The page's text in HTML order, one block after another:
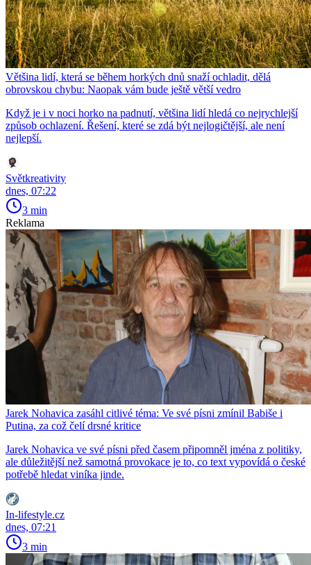
Většina lidí, která se během horkých dnů snaží ochladit, dělá
obrovskou chybu: Naopak vám bude ještě větší vedro
Když je i v noci horko na padnutí, většina lidí hledá co nejrychlejší
způsob ochlazení. Řešení, které se zdá být nejlogičtější, ale není
nejlepší.
Světkreativity
dnes, 07:22
3 min
Reklama
Jarek Nohavica zasáhl citlivé téma: Ve své písni zmínil Babiše i
Putina, za což čelí drsné kritice
Jarek Nohavica ve své písni před časem připomněl jména z politiky,
ale důležitější než samotná provokace je to, co text vypovídá o české
potřebě hledat viníka jinde.
In-lifestyle.cz
dnes, 07:21
3 min